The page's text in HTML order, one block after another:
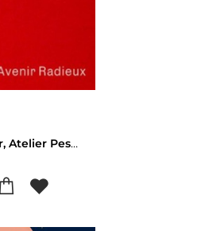
Mobilier, Atelier Pesmois : Dessin & Fabrication